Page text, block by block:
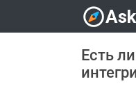
Есть